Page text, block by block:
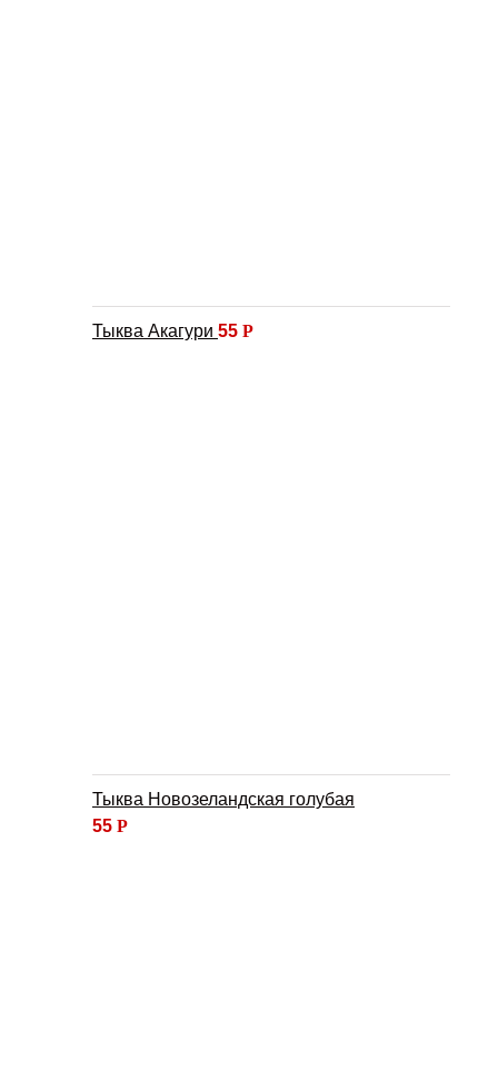
Тыква Акагури 55 Р
Тыква Новозеландская голубая
55 Р